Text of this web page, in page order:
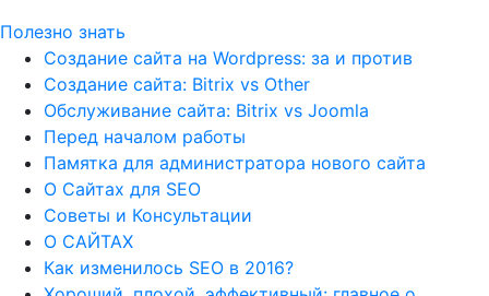
Полезно знать
Создание сайта на Wordpress: за и против
Создание сайта: Bitrix vs Other
Обслуживание сайта: Bitrix vs Joomla
Перед началом работы
Памятка для администратора нового сайта
О Сайтах для SEO
Советы и Консультации
О САЙТАХ
Как изменилось SEO в 2016?